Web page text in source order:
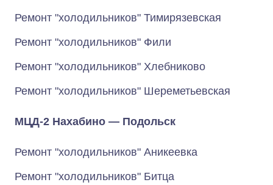
Ремонт "холодильников" Тимирязевская
Ремонт "холодильников" Фили
Ремонт "холодильников" Хлебниково
Ремонт "холодильников" Шереметьевская
МЦД-2 Нахабино — Подольск
Ремонт "холодильников" Аникеевка
Ремонт "холодильников" Битца